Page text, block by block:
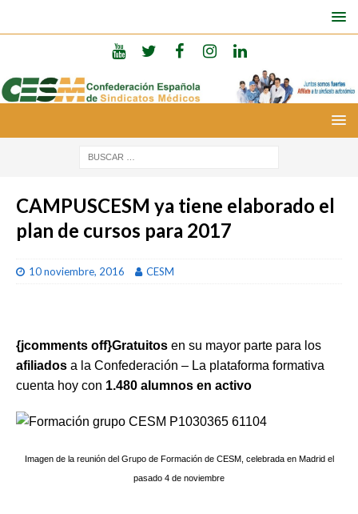
CAMPUSCESM ya tiene elaborado el
plan de cursos para 2017
10 noviembre, 2016 CESM
{jcomments off}Gratuitos en su mayor parte para los
afiliados a la Confederación – La plataforma formativa
cuenta hoy con 1.480 alumnos en activo
Imagen de la reunión del Grupo de Formación de CESM, celebrada en Madrid el
pasado 4 de noviembre